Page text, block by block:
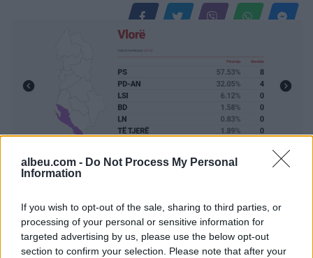
albeu.com - Do Not Process My Personal
Information
If you wish to opt-out of the sale, sharing to third parties, or
processing of your personal or sensitive information for
targeted advertising by us, please use the below opt-out
section to confirm your selection. Please note that after your